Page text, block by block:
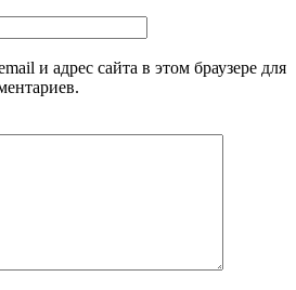
и адрес сайта в этом браузере для